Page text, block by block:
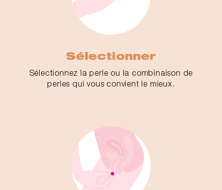
Sélectionner
Sélectionnez la perle ou la combinaison de
perles qui vous convient le mieux.